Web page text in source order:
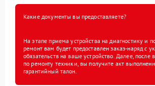
Какие документы вы предоставляете?
На этапе приема устройства на диагностику и
ремонт вам будет предоставлен заказ-наряд с
обязательств на ваше устройство. Далее, после
по ремонту техники, вы получите акт
гарантийный талон.